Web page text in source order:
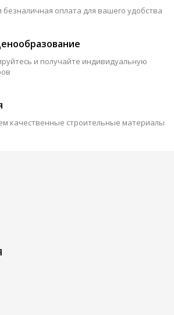
безналичная оплата для вашего удобства
и получайте индивидуальную
качественные строительные материалы